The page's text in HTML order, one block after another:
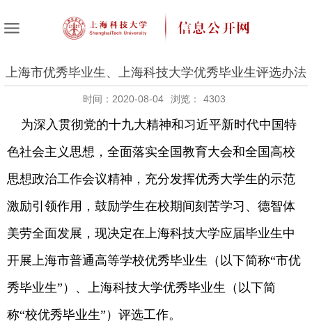
上海市优秀毕业生、上海科技大学优秀毕业生评选办法
时间：2020-08-04 浏览： 4303
为深入贯彻党的十九大精神和习近平新时代中国特
色社会主义思想，全面落实全国教育大会和全国高校
思想政治工作会议精神， 充分发挥优秀大学生的示范
激励引领作用，鼓励学生在校期间刻苦学习、德智体
美劳全面发展，现决定在上海科技大学应届毕业生中
开展上海市普通高等学校优秀毕业生（以下简称“市优
秀毕业生”）、上海科技大学优秀毕业生（以下简
称“校优秀毕业生”）评选工作。